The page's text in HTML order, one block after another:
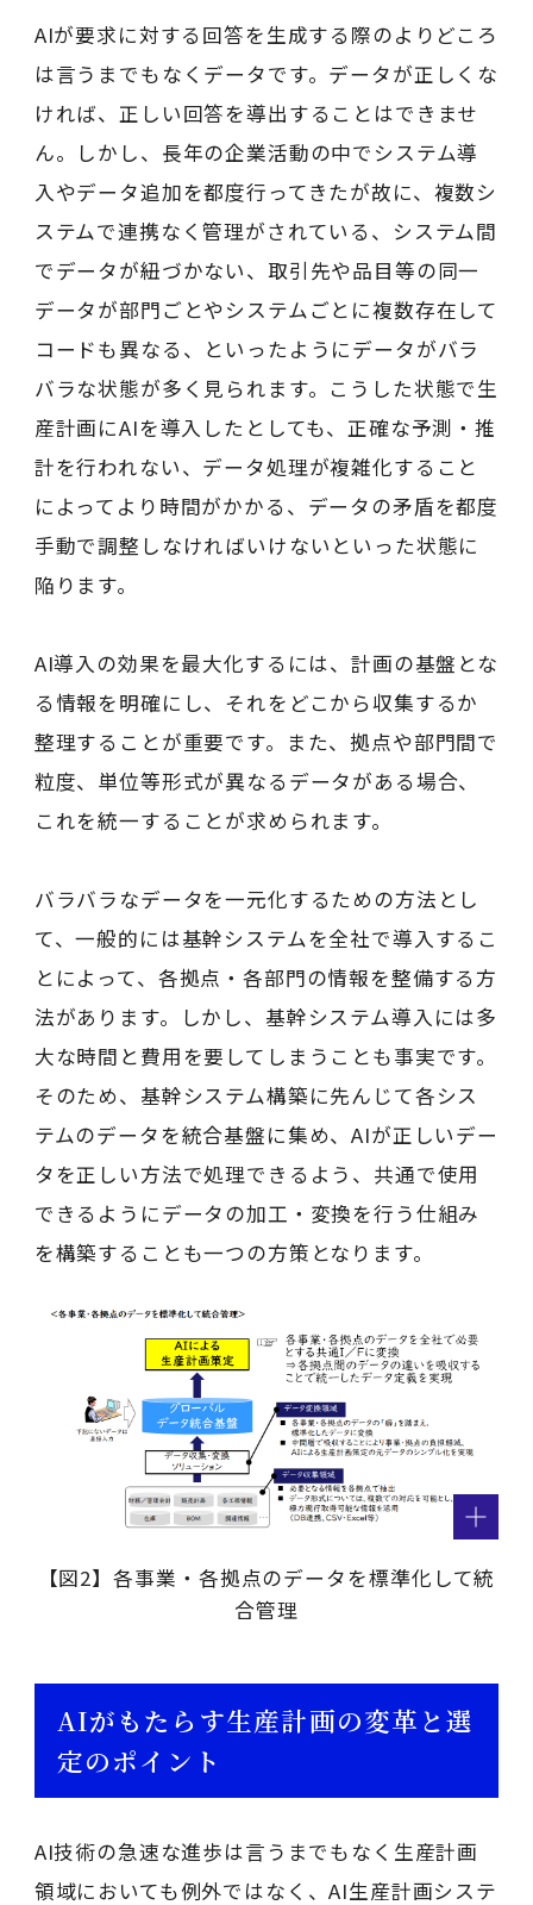
AIが要求に対する回答を生成する際のよりどころ
は言うまでもなくデータです。データが正しくな
ければ、正しい回答を導出することはできませ
ん。しかし、長年の企業活動の中でシステム導
入やデータ追加を都度行ってきたが故に、複数シ
ステムで連携なく管理がされている、システム間
でデータが紐づかない、取引先や品目等の同一
データが部門ごとやシステムごとに複数存在して
コードも異なる、といったようにデータがバラ
バラな状態が多く見られます。こうした状態で生
産計画にAIを導入したとしても、正確な予測・推
計を行われない、データ処理が複雑化すること
によってより時間がかかる、データの矛盾を都度
手動で調整しなければいけないといった状態に
陥ります。
AI導入の効果を最大化するには、計画の基盤とな
る情報を明確にし、それをどこから収集するか
整理することが重要です。また、拠点や部門間で
粒度、単位等形式が異なるデータがある場合、
これを統一することが求められます。
バラバラなデータを一元化するための方法とし
て、一般的には基幹システムを全社で導入するこ
とによって、各拠点・各部門の情報を整備する方
法があります。しかし、基幹システム導入には多
大な時間と費用を要してしまうことも事実です。
そのため、基幹システム構築に先んじて各シス
テムのデータを統合基盤に集め、AIが正しいデー
タを正しい方法で処理できるよう、共通で使用
できるようにデータの加工・変換を行う仕組み
を構築することも一つの方策となります。
【図2】各事業・各拠点のデータを標準化して統
合管理
AIがもたらす生産計画の変革と選
定のポイント
AI技術の急速な進歩は言うまでもなく生産計画
領域においても例外ではなく、AI生産計画システ